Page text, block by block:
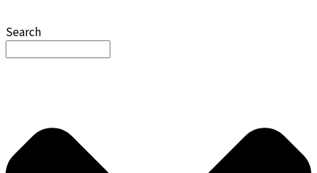
Search